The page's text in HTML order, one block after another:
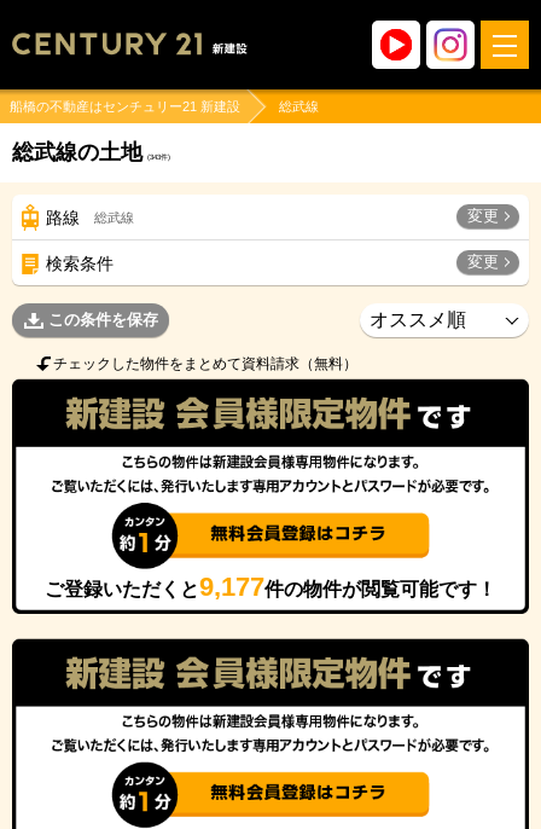
船橋の不動産はセンチュリー21 新建設 総武線
総武線の土地 (343件)
路線 総武線 変更
検索条件 変更
この条件を保存
チェックした物件をまとめて資料請求（無料）
ご登録いただくと9,177件の物件が閲覧可能です！